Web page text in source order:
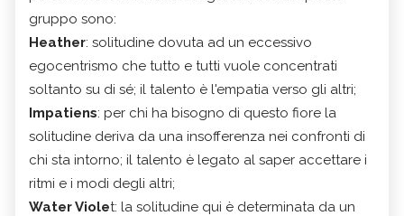
gruppo sono:
Heather: solitudine dovuta ad un eccessivo
egocentrismo che tutto e tutti vuole concentrati
soltanto su di sé; il talento è l'empatia verso gli altri;
Impatiens: per chi ha bisogno di questo fiore la
solitudine deriva da una insofferenza nei confronti di
chi sta intorno; il talento è legato al saper accettare i
ritmi e i modi degli altri;
Water Violet: la solitudine qui è determinata da un